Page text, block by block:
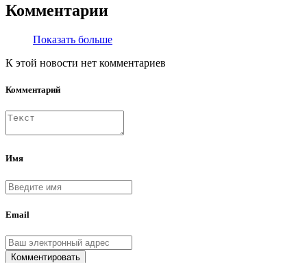
Комментарии
Показать больше
К этой новости нет комментариев
Комментарий
Имя
Email
Комментировать